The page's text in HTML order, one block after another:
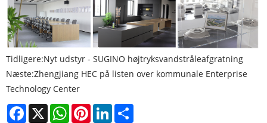
Tidligere:Nyt udstyr - SUGINO højtryksvandstråleafgratning
Næste:Zhengjiang HEC på listen over kommunale Enterprise
Technology Center
Facebook
X WhatsAppPinterestLinkedIn